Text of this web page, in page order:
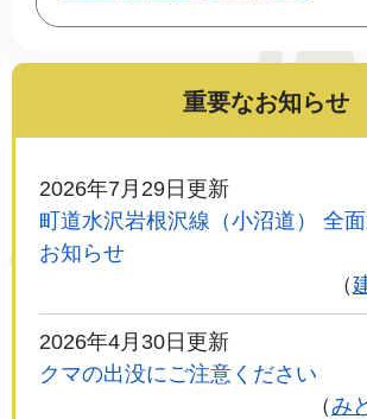
重要なお知らせ
2026年7月29日更新
町道水沢岩根沢線（小沼道） 全
お知らせ
2026年4月30日更新
クマの出没にご注意ください
み